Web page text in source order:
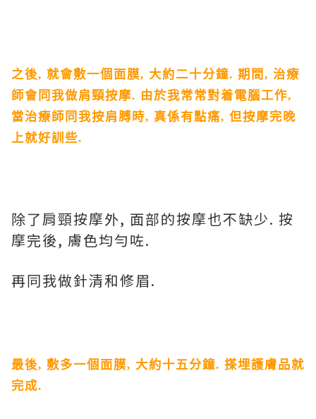
之後, 就會敷一個面膜, 大約二十分鐘. 期間 , 治療
師會同我做肩頸按摩. 由於我常常對着電腦工作,
當治療師同我按肩膊時, 真係有點痛, 但按摩完晚
上就好訓些.
除了肩頸按摩外, 面部的按摩也不缺少. 按
摩完後, 膚色均勻咗.
再同我做針清和修眉.
最後, 敷多一個面膜, 大約十五分鐘. 搽埋護膚品就
完成.